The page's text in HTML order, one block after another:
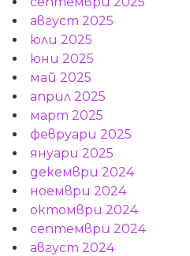
август 2025
юли 2025
юни 2025
май 2025
април 2025
март 2025
февруари 2025
януари 2025
декември 2024
ноември 2024
октомври 2024
септември 2024
август 2024